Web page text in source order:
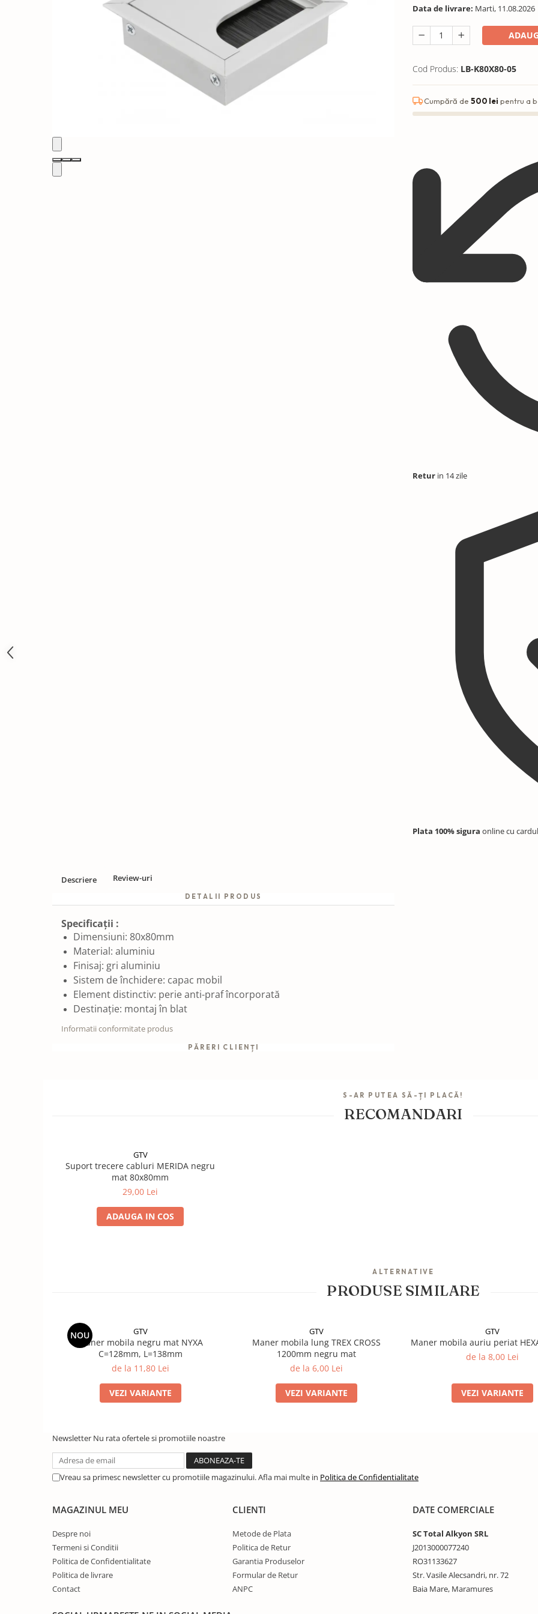
Plinte, antistropi & accesorii
Data de livrare: Marti, 11.08.2026
Cod Produs: LB-K80X80-05
Cumpără de 500 lei pentru a
Retur in 14 zile
Plata 100% sigura online cu cardul
Descriere Review-uri
DETALII PRODUS
Specificații :
Dimensiuni: 80x80mm
Material: aluminiu
Finisaj: gri aluminiu
Sistem de închidere: capac mobil
Element distinctiv: perie anti-praf încorporată
Destinație: montaj în blat
Informatii conformitate produs
PĂRERI CLIENȚI
S-AR PUTEA SĂ-ȚI PLACĂ!
RECOMANDARI
GTV
Suport trecere cabluri MERIDA negru
mat 80x80mm
29,00 Lei
ADAUGA IN COS
ALTERNATIVE
PRODUSE SIMILARE
NOU GTV
Maner mobila negru mat NYXA
C=128mm, L=138mm
de la 11,80 Lei
VEZI VARIANTE
GTV
Maner mobila lung TREX CROSS
1200mm negru mat
de la 6,00 Lei
VEZI VARIANTE
GTV
Maner mobila auriu periat
de la 8,00 Lei
VEZI VARIANTE
Newsletter Nu rata ofertele si promotiile noastre
Vreau sa primesc newsletter cu promotiile magazinului. Afla mai multe in Politica de Confidentialitate
MAGAZINUL MEU
Despre noi
Termeni si Conditii
Politica de Confidentialitate
Politica de livrare
Contact
CLIENTI
Metode de Plata
Politica de Retur
Garantia Produselor
Formular de Retur
ANPC
DATE COMERCIALE
SC Total Alkyon SRL
J2013000077240
RO31133627
Str. Vasile Alecsandri, nr. 72
Baia Mare, Maramures